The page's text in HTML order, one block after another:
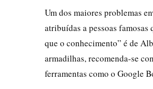
Um dos maiores problemas
atribuídas a pessoas
que o conhecimento” é de
armadilhas, recomenda-se
ferramentas como o Google